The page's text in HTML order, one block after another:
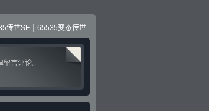
传世SF 65535变态传世
言评论。